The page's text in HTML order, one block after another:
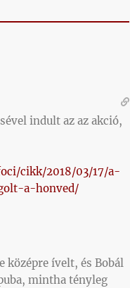
indult az az akció,
cikk/2018/03/17/a-
a-honved/
középre ívelt, és Bobál
mintha tényleg